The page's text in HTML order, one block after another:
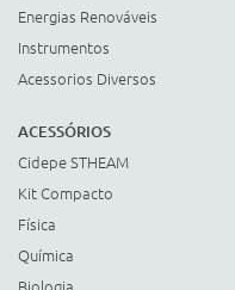
Energias Renováveis
Instrumentos
Acessorios Diversos
ACESSÓRIOS
Cidepe STHEAM
Kit Compacto
Física
Química